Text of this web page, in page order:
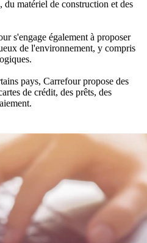
matériel de construction et des
s'engage également à proposer
de l'environnement, y compris
pays, Carrefour propose des
de crédit, des prêts, des